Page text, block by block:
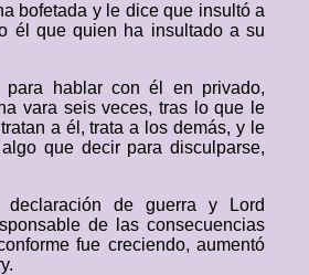
bofetada y le dice que insultó a
él que quien ha insultado a su
hablar con él en privado,
vara seis veces, tras lo que le
a él, trata a los demás, y le
que decir para disculparse,
de guerra y Lord
de las consecuencias
fue creciendo, aumentó